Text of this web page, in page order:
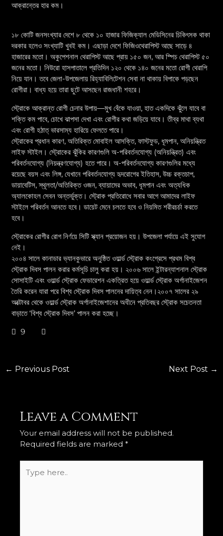
আক্রান্তের হার কম।
১৮ কোটি জনসংখ্যার দেশে ৮ থেকে ১০ হাজার ফিজিক্যাল মেডিসিনের চিকিৎসক থাকা
দরকার হলেও সংখ্যাটি খুবই কম। এছাড়া দেশে ফিজিওথেরাপিস্ট আছে সাড়ে ৪
হাজারের মতো। অকুপেশনাল থেরাপিস্ট আছে প্রায় ১৫০ জন, আর স্পিচ থেরাপিস্ট ৫০
জনের মতো। নিউরো হাসপাতালে প্রতিদিন ১২০ থেকে ১৪০ জনের মতো রোগী থেরাপি
নিয়ে যান। তবে জেলা-উপজেলায় রিহ্যাবিলিটেশন সেবা না থাকায় বিপাকে পড়ছেন
রোগীরা। বাধ্য হয়ে তারা ছুটে আসছেন রাজধানী শহরে।
স্ট্রোকে আক্রান্ত রোগী চেনার উপায়—মুখ বেঁকে যাওয়া, হাত একদিকে ঝুঁলে যাবে বা
শক্তি কম পাবে, চোখে ঝাপসা দেখা এবং রোগীর কথা জড়িয়ে যাবে। তীব্র মাথা ব্যথা
এবং রোগী হঠাত্ ভারসাম্য হারিয়ে ফেলতে পারে।
স্ট্রোকের প্রধান কারণ, অতিরিক্ত মোবাইল আসক্তি, ফাস্টফুড, ধূমপান, অনিয়ন্ত্রিত
লাইফ স্টাইল। স্ট্রোকের ঝুঁকির কারণগুলি অ-পরিবর্তনযোগ্য (অনিয়ন্ত্রিত) এবং
পরিবর্তনযোগ্য (নিয়ন্ত্রণযোগ্য) হতে পারে। অ-পরিবর্তনযোগ্য কারণগুলির মধ্যে
রয়েছে বয়স এবং লিঙ্গ, যেখানে পরিবর্তনযোগ্য হৃদরোগের ইতিহাস, উচ্চ রক্তচাপ,
ডায়াবেটিস, স্থূলতা/অতিরিক্ত ওজন, ব্যায়ামের অভাব, ধূমপান এবং অত্যধিক
অ্যালকোহল সেবন অন্তর্ভুক্ত। স্ট্রোক প্রতিরোধে সবার আগে আমাদের লাইফ
স্টাইলে পরিবর্তন আনতে হবে। ডায়েট মেনে চলতে হবে ও নিয়মিত শরীরচর্চা করতে
হবে।
স্ট্রোকের রোগীর রোগ নির্ণয়ে সিটি স্ক্যান প্রয়োজন হয়। উপজেলা পর্যায়ে এই সুযোগ
নেই।
২০০৪ সালে কানাডার ভ্যানকুভারে অনুষ্ঠিত ওয়ার্ল্ড স্ট্রোক কংগ্রেসে প্রথম বিশ্ব
স্ট্রোক দিবস পালন করার কর্মসূচি চালু করা হয়। ২০০৬ সালে ইন্টারন্যাশনাল স্ট্রোক
সোসাইটি এবং ওয়ার্ল্ড স্ট্রোক ফেডারেশন একত্রিত হয়ে ওয়ার্ল্ড স্ট্রোক অর্গানাইজেশন
তৈরি করেন যারা পরে বিশ্ব স্ট্রোক দিবস পালনের দায়িত্ব নেন।২০০৭ সালের ২৯
অক্টোবর থেকে ওয়ার্ল্ড স্ট্রোক অর্গানাইজেশানের অধীনে প্রতিবছর স্ট্রোক সচেতনতা
বাড়াতে ‘বিশ্ব স্ট্রোক দিবস’ পালন করা হচ্ছে।
9
← Previous Post Next Post →
Leave a Comment
Your email address will not be published.
Required fields are marked*
here..